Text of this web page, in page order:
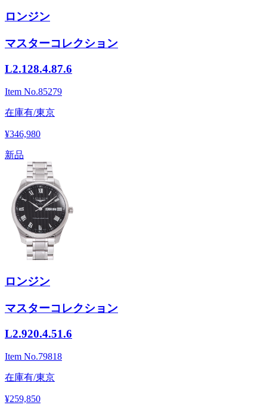
ロンジン
マスターコレクション
L2.128.4.87.6
Item No.85279
在庫有/東京
¥346,980
新品
ロンジン
マスターコレクション
L2.920.4.51.6
Item No.79818
在庫有/東京
¥259,850